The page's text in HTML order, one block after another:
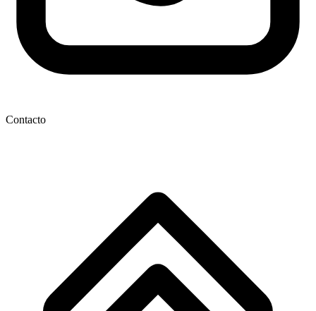
Contacto